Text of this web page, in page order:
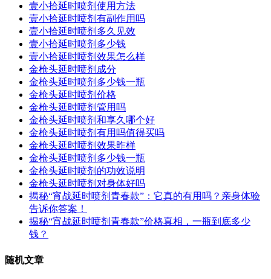
壹小拾延时喷剂使用方法
壹小拾延时喷剂有副作用吗
壹小拾延时喷剂多久见效
壹小拾延时喷剂多少钱
壹小拾延时喷剂效果怎么样
金枪头延时喷剂成分
金枪头延时喷剂多少钱一瓶
金枪头延时喷剂价格
金枪头延时喷剂管用吗
金枪头延时喷剂和享久哪个好
金枪头延时喷剂有用吗值得买吗
金枪头延时喷剂效果昨样
金枪头延时喷剂多少钱一瓶
金枪头延时喷剂的功效说明
金枪头延时喷剂对身体好吗
揭秘“宵战延时喷剂青春款”：它真的有用吗？亲身体验
告诉你答案！
揭秘“宵战延时喷剂青春款”价格真相，一瓶到底多少
钱？
随机文章